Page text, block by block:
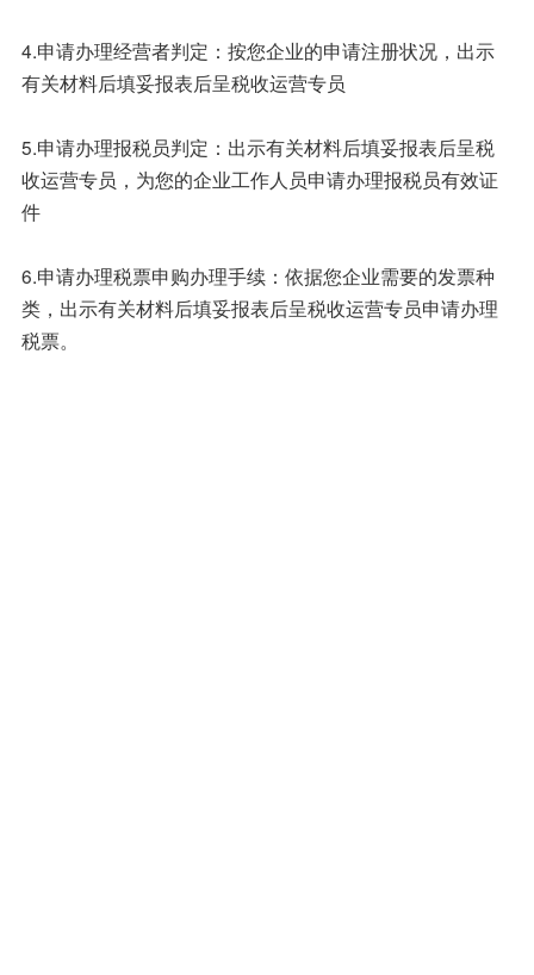
4.申请办理经营者判定：按您企业的申请注册状况，出示
有关材料后填妥报表后呈税收运营专员
5.申请办理报税员判定：出示有关材料后填妥报表后呈税
收运营专员，为您的企业工作人员申请办理报税员有效证
件
6.申请办理税票申购办理手续：依据您企业需要的发票种
类，出示有关材料后填妥报表后呈税收运营专员申请办理
税票。